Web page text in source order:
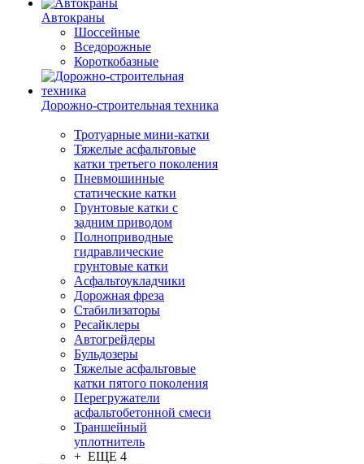
Автокраны
Шоссейные
Вседорожные
Короткобазные
Дорожно-строительная техника
Тротуарные мини-катки
Тяжелые асфальтовые
катки третьего поколения
Пневмошинные
статические катки
Грунтовые катки с
задним приводом
Полноприводные
гидравлические
грунтовые катки
Асфальтоукладчики
Дорожная фреза
Стабилизаторы
Ресайклеры
Автогрейдеры
Бульдозеры
Тяжелые асфальтовые
катки пятого поколения
Перегружатели
асфальтобетонной смеси
Траншейный
уплотнитель
+ ЕЩЕ 4